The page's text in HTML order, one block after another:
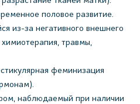
половое развитие.
из-за негативного внешнего
травмы,
феминизация
наблюдаемый при наличии